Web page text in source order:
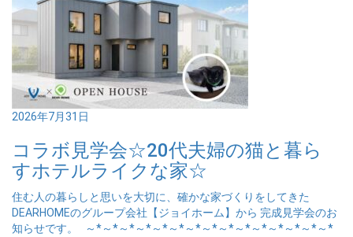
2026年7月31日
コラボ見学会☆20代夫婦の猫と暮ら
すホテルライクな家☆
住む人の暮らしと思いを大切に、確かな家づくりをしてきた
DEARHOMEのグループ会社【ジョイホーム】から 完成見学会のお
知らせです。 ～*～*～*～*～*～*～*～*～*～*～*～*～*～*～*